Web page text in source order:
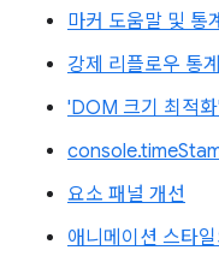
마커 도움말 및 통
강제 리플로우 통계
'DOM 크기 최적화
요소 패널 개선
애니메이션 스타